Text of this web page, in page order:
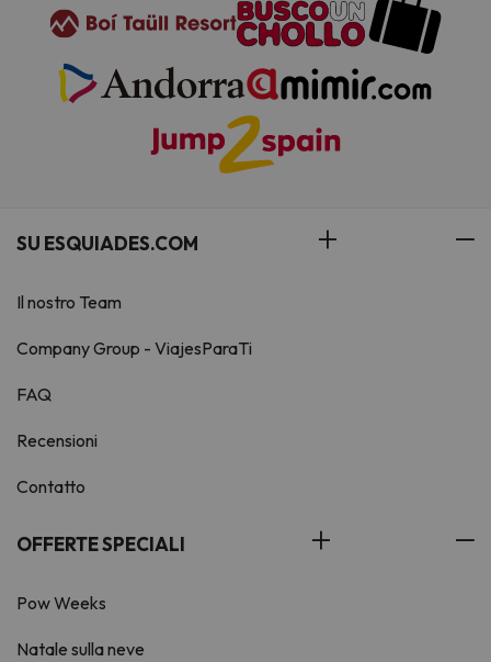
SU ESQUIADES.COM
Il nostro Team
Company Group - ViajesParaTi
FAQ
Recensioni
Contatto
OFFERTE SPECIALI
Pow Weeks
Natale sulla neve